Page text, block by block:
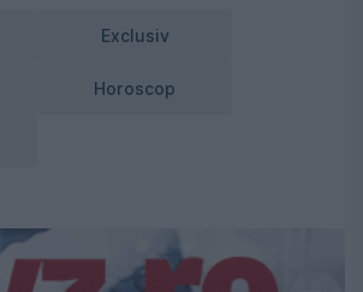
Exclusiv
Horoscop